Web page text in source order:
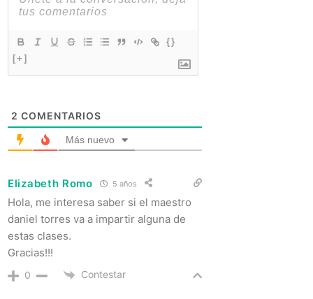
{}
[+]
2 COMENTARIOS
Más nuevo
Elizabeth Romo 5 años
Hola, me interesa saber si el maestro
daniel torres va a impartir alguna de
estas clases.
Gracias!!!
0 Contestar